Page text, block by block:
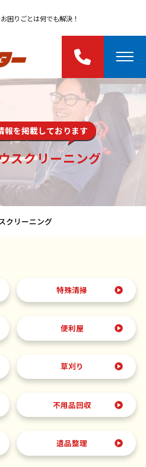
困りごとは何でも解決！
報を掲載しております
スクリーニング
クリーニング
特殊清掃
便利屋
草刈り
不用品回収
遺品整理